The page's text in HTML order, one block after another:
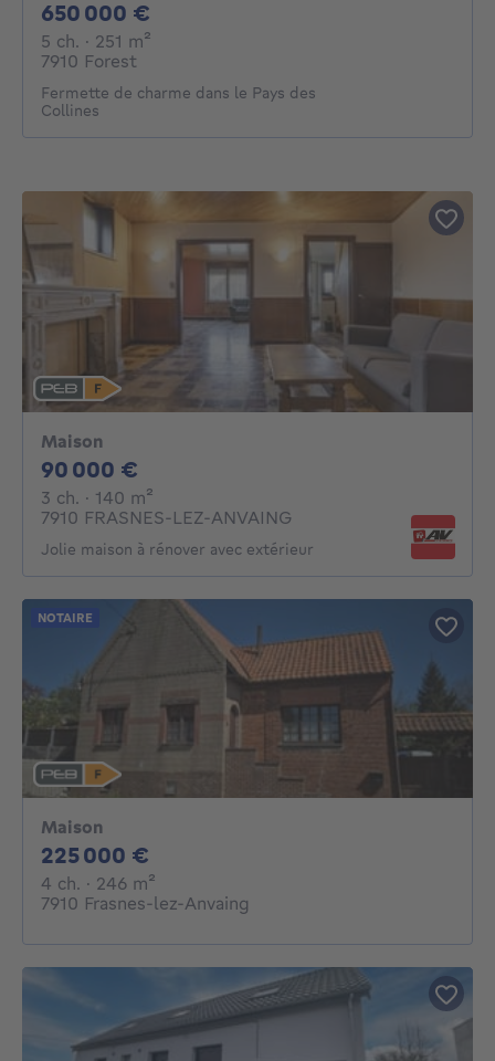
650 000 €
5 ch. 5 chambres
· 251 m²
7910 Forest
Fermette de charme dans le Pays des
Collines
Maison
90 000 €
3 ch. 3 chambres
· 140 m²
7910 FRASNES-LEZ-ANVAING
Jolie maison à rénover avec extérieur
Maison
225 000 €
4 ch. 4 chambres
· 246 m²
7910 Frasnes-lez-Anvaing
NOTAIRE